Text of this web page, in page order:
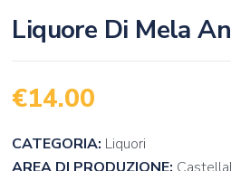
Liquore Di Mela
€14.00
CATEGORIA: Liquori